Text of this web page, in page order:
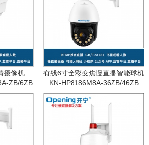
摄像机
ZB/6ZB
有线6寸全彩变焦慢直播智能球机
KN-HP8186M8A-36ZB/46ZB